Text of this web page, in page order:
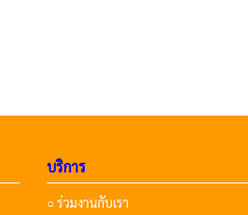
บริการ
○ ร่วมงานกับเรา